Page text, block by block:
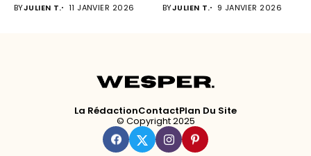
BYJULIEN T. 11 JANVIER 2026 BYJULIEN T. 9 JANVIER 2026
La RédactionContactPlan Du Site
© Copyright 2025